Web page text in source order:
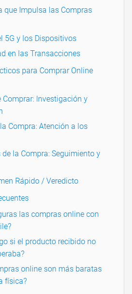
que Impulsa las Compras
5G y los Dispositivos
en las Transacciones
para Comprar Online
Comprar: Investigación y
Compra: Atención a los
de la Compra: Seguimiento y
Rápido / Veredicto
las compras online con
si el producto recibido no
online son más baratas
física?